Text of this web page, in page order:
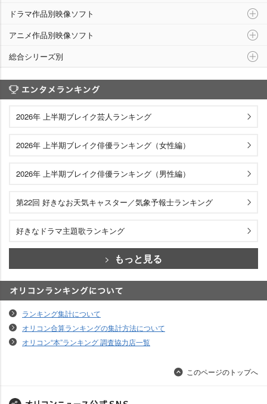
ドラマ作品別映像ソフト
アニメ作品別映像ソフト
総合シリーズ別
2026年 上半期ブレイク芸人ランキング
2026年 上半期ブレイク俳優ランキング（女性編）
2026年 上半期ブレイク俳優ランキング（男性編）
第22回 好きなお天気キャスター／気象予報士ランキング
好きなドラマ主題歌ランキング
もっと見る
ランキング集計について
オリコン合算ランキングの集計方法について
オリコン“本”ランキング 調査協力店一覧
このページのトップへ